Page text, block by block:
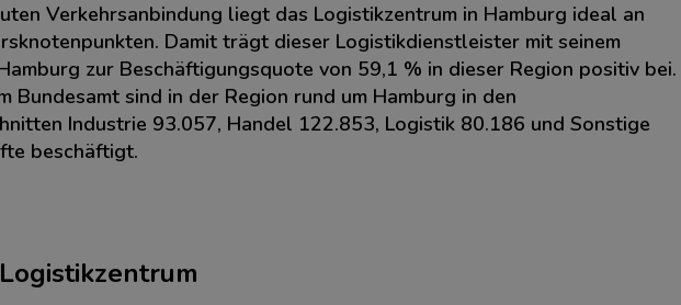
Verkehrsanbindung liegt das Logistikzentrum in Hamburg ideal an
Damit trägt dieser Logistikdienstleister mit seinem
zur Beschäftigungsquote von 59,1 % in dieser Region positiv bei.
Bundesamt sind in der Region rund um Hamburg in den
Industrie 93.057, Handel 122.853, Logistik 80.186 und Sonstige
beschäftigt.